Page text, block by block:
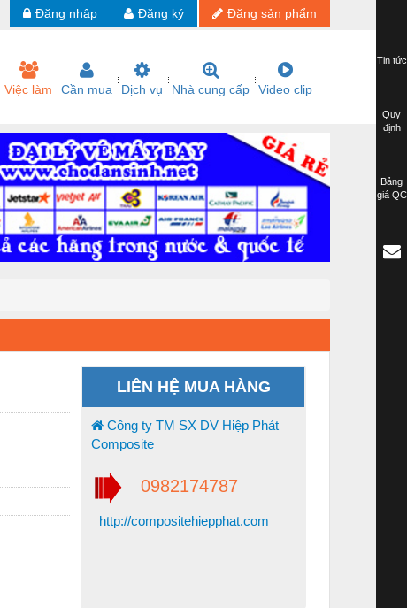
Đăng sản phẩm
Đăng ký
Đăng nhập
Việc làm Cần mua Dịch vụ Nhà cung cấp Video clip
LIÊN HỆ MUA HÀNG
Công ty TM SX DV Hiệp Phát
Composite
0982174787
http://compositehiepphat.com
Tin tức
Quy
định
Bảng
giá QC